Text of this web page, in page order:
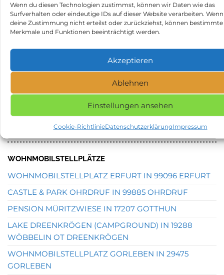
Wenn du diesen Technologien zustimmst, können wir Daten wie das
Surfverhalten oder eindeutige IDs auf dieser Website verarbeiten.
deine Zustimmung nicht erteilst oder zurückziehst, können bestimmte
Merkmale und Funktionen beeinträchtigt werden.
Akzeptieren
Ablehnen
Einstellungen ansehen
Cookie-RichtlinieDatenschutzerklärungImpressum
Kategorie Stellplätze
Schlagwörter Stellplatz in 39517 Bittkau
NAME, STADT ODER POSTLEITZAHL DES
GEWÜNSCHTEN STELLPLATZES EINGEBEN UND
WOHNMOBILSTELLPLÄTZE
WOHNMOBILSTELLPLATZ ERFURT IN 99096 ERFURT
CASTLE & PARK OHRDRUF IN 99885 OHRDRUF
PENSION MÜRITZWIESE IN 17207 GOTTHUN
LAKE DREENKRÖGEN (CAMPGROUND) IN 19288
WÖBBELIN OT DREENKRÖGEN
WOHNMOBILSTELLPLATZ GORLEBEN IN 29475
GORLEBEN